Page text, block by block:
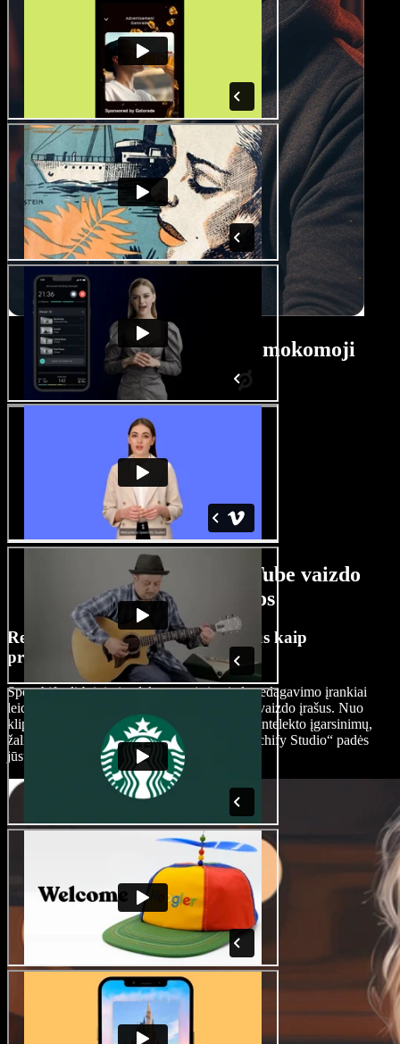
YouTube vaizdo kūrėjo mokomoji
medžiaga
Dirbtinio intelekto YouTube vaizdo
kūrėjo funkcijos
Redaguokite YouTube vaizdo įrašus kaip
profesionalas
Speechify dirbtinio intelekto pagrįsti vaizdo redagavimo įrankiai
leidžia profesionaliai apdoroti jūsų YouTube vaizdo įrašus. Nuo
klipų karpymo, animuotų tekstų iki dirbtinio intelekto įgarsinimų,
žalio ekrano efektų ir fono suliejimo – „Speechify Studio“ padės
jūsų vaizdo įrašams išsiskirti.